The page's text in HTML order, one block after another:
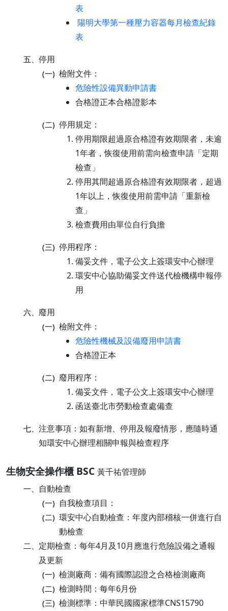
表
陽明大學第一種壓力容器每月檢查紀錄
表
五、 停用
(一) 檢附文件：
危險性設備異動申請書
合格證正本合格證影本
(二) 停用規定：
停用期限超過原合格證有效期限者，未逾
1年者，恢復使用前需向檢查申請「定期
檢查」
停用其間超過原合格證有效期限者，超過
1年以上，恢復使用前需申請「重新檢
查」
檢查費用由單位自行負擔
(三) 停用程序：
備妥文件，電子公文上簽環安中心辦理
環安中心協助備妥文件送代檢機構申報停
用
六、 廢用
(一) 檢附文件：
危險性機械及設備廢用申請書
合格證正本
(二) 廢用程序：
備妥文件，電子公文上簽環安中心辦理
函送臺北市勞動檢查處備查
七、 注意事項：如有新增、停用及報廢情形，應隨時通
知環安中心辦理相關申報與檢查程序
生物安全操作櫃 BSC 黃千祐管理師
一、 自動檢查
(一) 自我檢查項目：
(二) 環安中心自動檢查：年度內部稽核一併進行自
動檢查
二、 定期檢查：每年4月及10月應進行危險設備之通報
及更新
(一) 檢測廠商：備有國際認證之合格檢測廠商
(二) 檢測時間：每年6月份
(三) 檢測標準：中華民國國家標準CNS15790